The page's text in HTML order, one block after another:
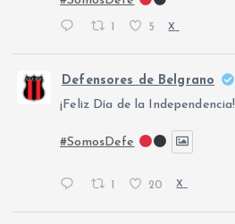
5 X
Defensores de Belgrano
¡Feliz Día de la Independencia!
#SomosDefe
1 20 X